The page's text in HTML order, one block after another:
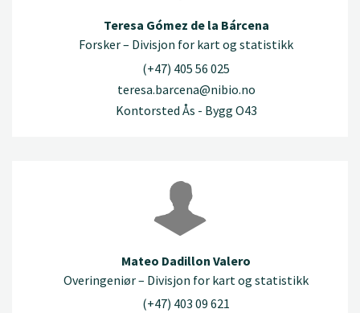
Teresa Gómez de la Bárcena
Forsker – Divisjon for kart og statistikk
(+47) 405 56 025
teresa.barcena@nibio.no
Kontorsted Ås - Bygg O43
Mateo Dadillon Valero
Overingeniør – Divisjon for kart og statistikk
(+47) 403 09 621